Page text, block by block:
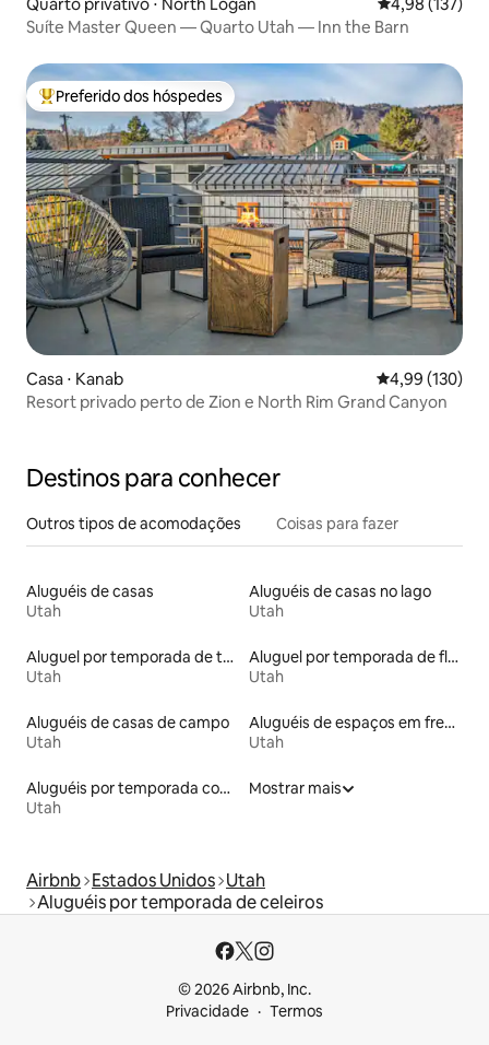
Suíte Master Queen — Quarto Utah — Inn the Barn
Entre os melhores preferidos dos hóspedes
Preferido dos hóspedes
Casa ⋅ Kanab 4,99 de uma
4,99 (130)
Resort privado perto de Zion e North Rim Grand Canyon
Destinos para conhecer
Outros tipos de acomodações Coisas para fazer
Aluguéis de casas
Utah
Aluguéis de casas no lago
Utah
Aluguel por temporada de townhouses
Utah
Aluguel por temporada de flats
Utah
Aluguéis de casas de campo
Utah
Aluguéis de espaços em frente à praia
Utah
Aluguéis por temporada com café da manhã
Utah
Mostrar mais
Airbnb Estados Unidos Utah
Aluguéis por temporada de celeiros
© 2026 Airbnb, Inc.
Privacidade
Termos